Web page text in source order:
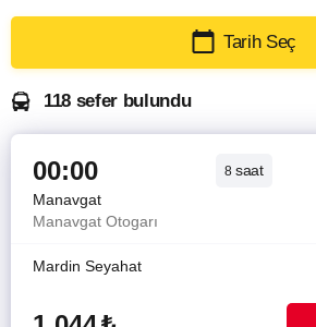
Tarih Seç
118 sefer bulundu
00:00 8 saat
Manavgat
Manavgat Otogarı
Mardin Seyahat